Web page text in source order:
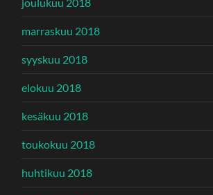
marraskuu 2018
syyskuu 2018
elokuu 2018
kesäkuu 2018
toukokuu 2018
huhtikuu 2018